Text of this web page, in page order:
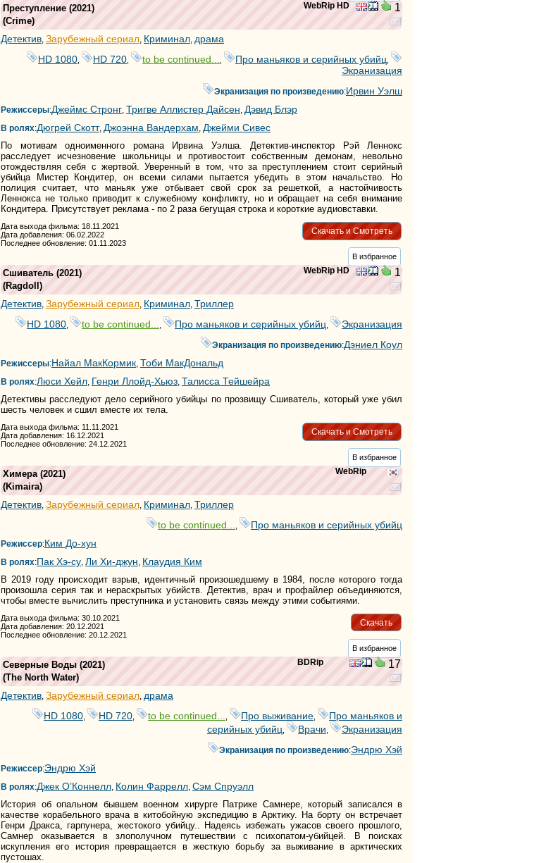
WebRip HD 1
Преступление (2021)
(Crime)
Детектив, Зарубежный сериал, Криминал, драма
HD 1080, HD 720, to be continued..., Про маньяков и серийных убийц,
Экранизация
Экранизация по произведению:Ирвин Уэлш
Режиссеры:Джеймс Стронг, Тригве Аллистер Дайсен, Дэвид Блэр
В ролях:Дюгрей Скотт, Джоэнна Вандерхам, Джейми Сивес
По мотивам одноименного романа Ирвина Уэлша. Детектив-инспектор Рэй Леннокс
расследует исчезновение школьницы и противостоит собственным демонам, невольно
отождествляя себя с жертвой. Уверенный в том, что за преступлением стоит серийный
убийца Мистер Кондитер, он всеми силами пытается убедить в этом начальство. Но
полиция считает, что маньяк уже отбывает свой срок за решеткой, а настойчивость
Леннокса не только приводит к служебному конфликту, но и обращает на себя внимание
Кондитера. Присутствует реклама - по 2 раза бегущая строка и короткие аудиовставки.
Скачать и Смотреть
Дата выхода фильма: 18.11.2021
Дата добавления: 06.02.2022
Последнее обновление: 01.11.2023
В избранное
WebRip HD 1
Сшиватель (2021)
(Ragdoll )
Детектив, Зарубежный сериал, Криминал, Триллер
HD 1080
to be continued... Про маньяков и серийных убийц Экранизация
Экранизация по произведению:Дэниел Коул
Режиссеры:Найал МакКормик, Тоби МакДональд
В ролях:Люси Хейл, Генри Ллойд-Хьюз, Талисса Тейшейра
Детективы расследуют дело серийного убийцы по прозвищу Сшиватель, который уже убил
шесть человек и сшил вместе их тела.
Скачать и Смотреть
Дата выхода фильма: 11.11.2021
Дата добавления: 16.12.2021
Последнее обновление: 24.12.2021
В избранное
WebRip
Химера(2021)
(Kimaira)
Детектив, Зарубежный сериал, Криминал, Триллер
to be continued...
Про маньяков и серийных убийц
Режиссер:Ким До-хун
В ролях:Пак Хэ-су, Ли Хи-джун, Клаудия Ким
В 2019 году происходит взрыв, идентичный произошедшему в 1984, после которого тогда
произошла серия так и нераскрытых убийств. Детектив, врач и профайлер объединяются,
чтобы вместе вычислить преступника и установить связь между этими событиями.
Скачать
Дата выхода фильма: 30.10.2021
Дата добавления: 20.12.2021
Последнее обновление: 20.12.2021
В избранное
BDRip 17
Северные Воды (2021)
(The North Water)
Детектив, Зарубежный сериал, драма
HD 1080
HD 720 to be continued... Про выживание
Про маньяков и
серийных убийц
Врачи Экранизация
Экранизация по произведению:Эндрю Хэй
Режиссер:Эндрю Хэй
В ролях:Джек О’Коннелл, Колин Фаррелл, Сэм Спруэлл
История об опальном бывшем военном хирурге Патрике Самнере, который записался в
качестве корабельного врача в китобойную экспедицию в Арктику. На борту он встречает
Генри Дракса, гарпунера, жестокого убийцу.. Надеясь избежать ужасов своего прошлого,
Самнер оказывается в злополучном путешествии с психопатом-убийцей. В поисках
искупления его история превращается в жесткую борьбу за выживание в арктических
пустошах.